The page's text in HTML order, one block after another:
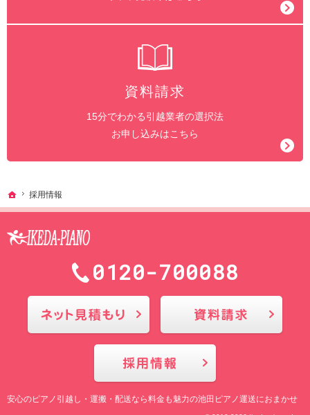
資料請求
15分でわかる引越業者の選択法
お申し込みはこちら
ホーム
採用情報
0120-700088
安心のピアノ引越し・運搬・配送なら料金も魅力の池田ピアノ運送におまかせ